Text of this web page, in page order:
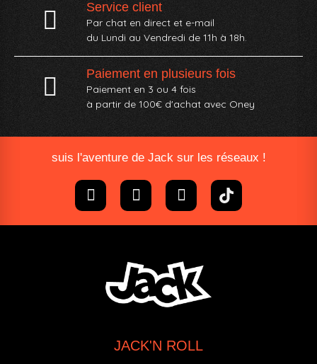
Service client
Par chat en direct et e-mail
du Lundi au Vendredi de 11h à 18h.
Paiement en plusieurs fois
Paiement en 3 ou 4 fois
à partir de 100€ d'achat avec Oney​
suis l'aventure de Jack sur les réseaux !
JACK'N ROLL